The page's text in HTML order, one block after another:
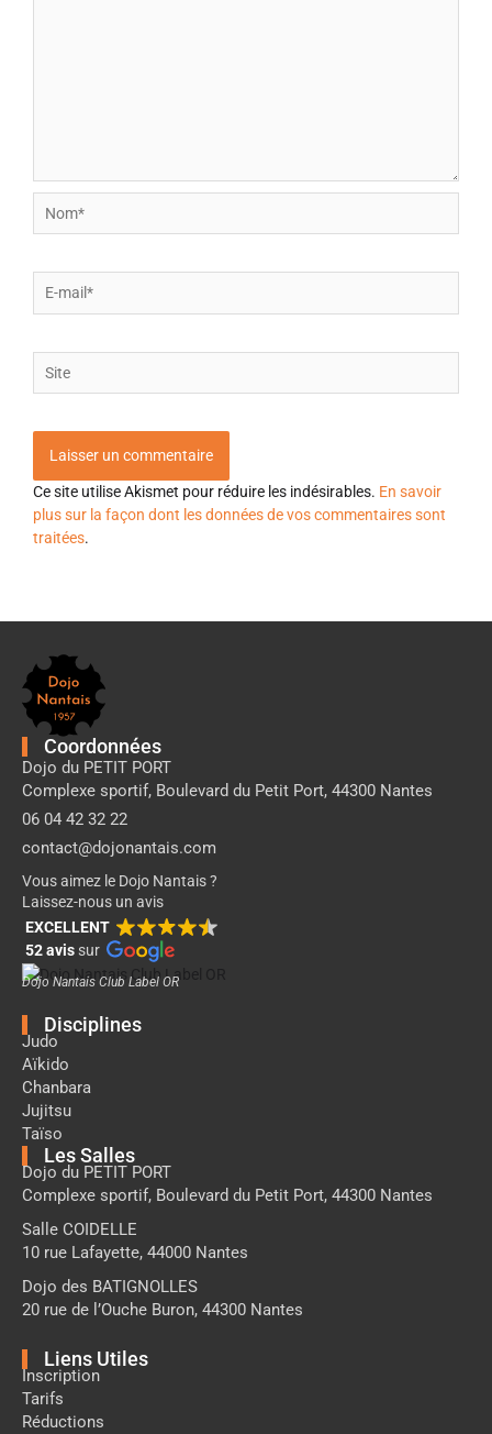
Ce site utilise Akismet pour réduire les indésirables. En savoir
plus sur la façon dont les données de vos commentaires sont
traitées.
Pied
de
page
Dojo
Nantais
Coordonnées
Dojo du PETIT PORT
Complexe sportif, Boulevard du Petit Port, 44300 Nantes
06 04 42 32 22
contact@dojonantais.com
Vous aimez le Dojo Nantais ?
Laissez-nous un avis
EXCELLENT
52 avis sur
Dojo Nantais Club Label OR
Disciplines
Judo
Aïkido
Chanbara
Jujitsu
Taïso
Les Salles
Dojo du PETIT PORT
Complexe sportif, Boulevard du Petit Port, 44300 Nantes
Salle COIDELLE
10 rue Lafayette, 44000 Nantes
Dojo des BATIGNOLLES
20 rue de l’Ouche Buron, 44300 Nantes
Liens Utiles
Inscription
Tarifs
Réductions